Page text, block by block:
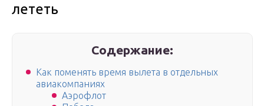
лететь
Содержание:
Как поменять время вылета в отдельных
авиакомпаниях
Аэрофлот